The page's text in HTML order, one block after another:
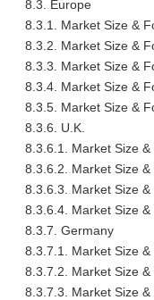
8.3. Europe
8.3.1. Market Size &
8.3.2. Market Size &
8.3.3. Market Size &
8.3.4. Market Size &
8.3.5. Market Size &
8.3.6. U.K.
8.3.6.1. Market Size
8.3.6.2. Market Size
8.3.6.3. Market Size
8.3.6.4. Market Size
8.3.7. Germany
8.3.7.1. Market Size
8.3.7.2. Market Size
8.3.7.3. Market Size